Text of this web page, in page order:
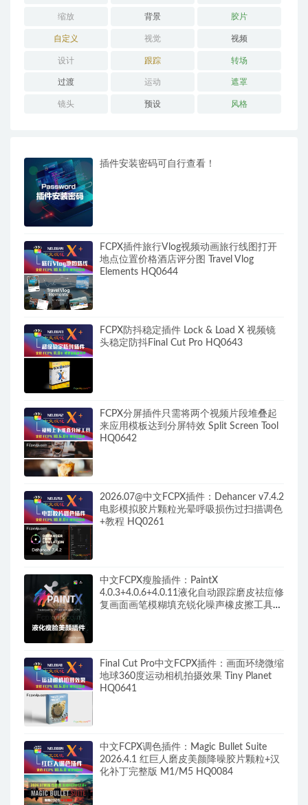
缩放 背景 胶片
自定义 视觉 视频
设计 跟踪 转场
过渡 运动 遮罩
镜头 预设 风格
插件安装密码可自行查看！
FCPX插件旅行Vlog视频动画旅行线图打开
地点位置价格酒店评分图 Travel Vlog
Elements HQ0644
FCPX防抖稳定插件 Lock & Load X 视频镜
头稳定防抖Final Cut Pro HQ0643
FCPX分屏插件只需将两个视频片段堆叠起
来应用模板达到分屏特效 Split Screen Tool
HQ0642
2026.07@中文FCPX插件：Dehancer v7.4.2
电影模拟胶片颗粒光晕呼吸损伤过扫描调色
+教程 HQ0261
中文FCPX瘦脸插件：PaintX
4.0.3+4.0.6+4.0.11液化自动跟踪磨皮祛痘修
复画面画笔模糊填充锐化噪声橡皮擦工具
Final Cut Pro中文FCPX插件：画面环绕微缩
地球360度运动相机拍摄效果 Tiny Planet
HQ0641
中文FCPX调色插件：Magic Bullet Suite
2026.4.1 红巨人磨皮美颜降噪胶片颗粒+汉
化补丁完整版 M1/M5 HQ0084